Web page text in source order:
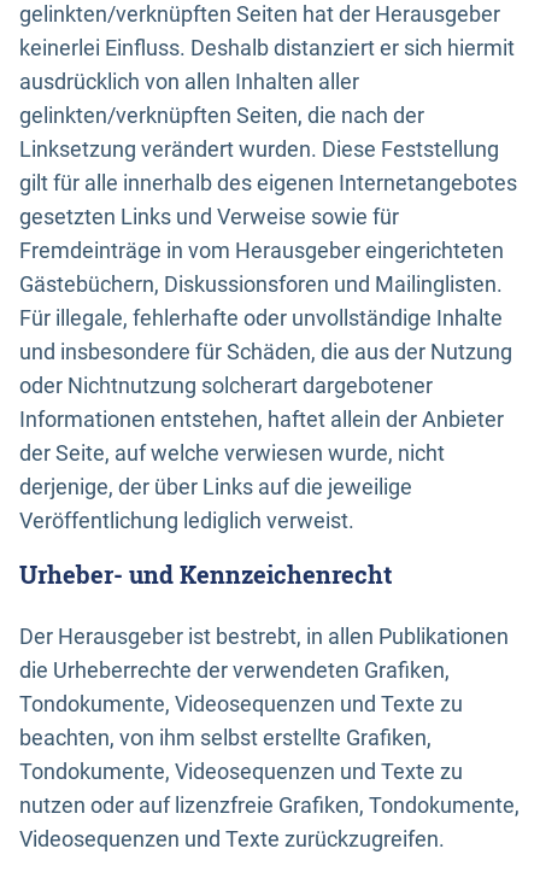
gelinkten/verknüpften Seiten hat der Herausgeber
keinerlei Einfluss. Deshalb distanziert er sich hiermit
ausdrücklich von allen Inhalten aller
gelinkten/verknüpften Seiten, die nach der
Linksetzung verändert wurden. Diese Feststellung
gilt für alle innerhalb des eigenen Internetangebotes
gesetzten Links und Verweise sowie für
Fremdeinträge in vom Herausgeber eingerichteten
Gästebüchern, Diskussionsforen und Mailinglisten.
Für illegale, fehlerhafte oder unvollständige Inhalte
und insbesondere für Schäden, die aus der Nutzung
oder Nichtnutzung solcherart dargebotener
Informationen entstehen, haftet allein der Anbieter
der Seite, auf welche verwiesen wurde, nicht
derjenige, der über Links auf die jeweilige
Veröffentlichung lediglich verweist.
Urheber- und Kennzeichenrecht
Der Herausgeber ist bestrebt, in allen Publikationen
die Urheberrechte der verwendeten Grafiken,
Tondokumente, Videosequenzen und Texte zu
beachten, von ihm selbst erstellte Grafiken,
Tondokumente, Videosequenzen und Texte zu
nutzen oder auf lizenzfreie Grafiken, Tondokumente,
Videosequenzen und Texte zurückzugreifen.